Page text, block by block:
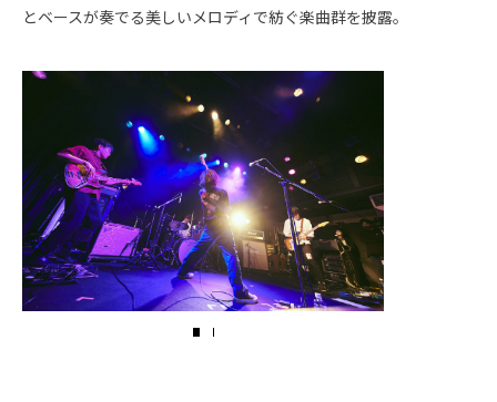
とベースが奏でる美しいメロディで紡ぐ楽曲群を披露。